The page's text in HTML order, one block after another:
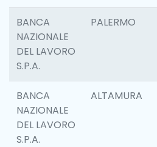
BANCA
NAZIONALE
DEL LAVORO
S.P.A.
PALERMO
BANCA
NAZIONALE
DEL LAVORO
S.P.A.
ALTAMURA